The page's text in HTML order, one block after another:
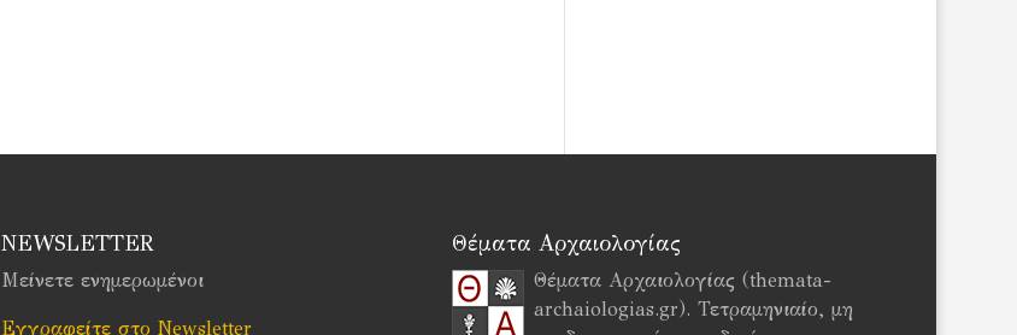
NEWSLETTER
Μείνετε ενημερωμένοι
Εγγραφείτε στο Newsletter
Θέματα Αρχαιολογίας
Θέματα Αρχαιολογίας (themata-
archaiologias.gr). Τετραμηνιαίο, μη